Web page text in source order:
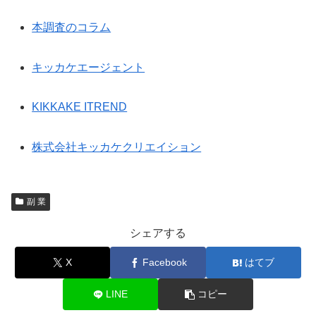
本調査のコラム
キッカケエージェント
KIKKAKE ITREND
株式会社キッカケクリエイション
副 業
シェアする
X Facebook はてブ
LINE コピー